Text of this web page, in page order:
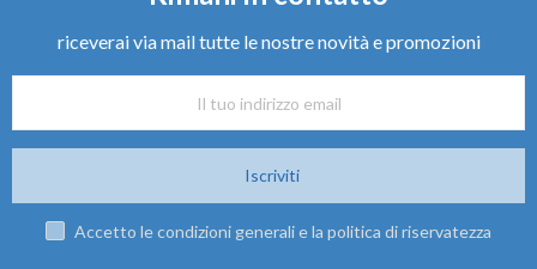
riceverai via mail tutte le nostre novità e promozioni
Iscriviti
Accetto le condizioni generali e la politica di riservatezza